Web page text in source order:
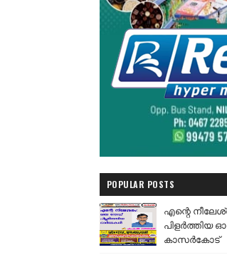
POPULAR POSTS
എന്റെ
പിളർത്തിയ
കാസർകോട്